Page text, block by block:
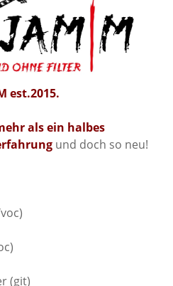
est.2015.
als ein halbes
und doch so neu!
(git)